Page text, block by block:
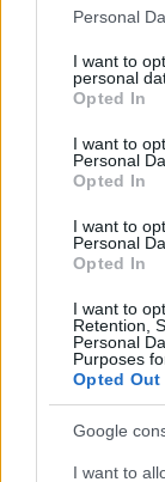
Personal
I want to
personal
Opted In
I want to
Personal
Opted In
I want to
Personal
Opted In
I want to
Retention,
Personal
Purposes
Opted Out
Google
I want to
per i bagnini?
del mare. E
scalmanato
Paga
l’economia
non si
poi si sa
; già